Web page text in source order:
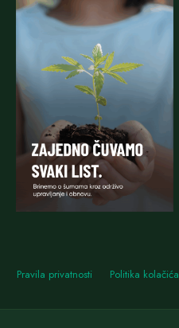
Pravila privatnosti Politika kolačića